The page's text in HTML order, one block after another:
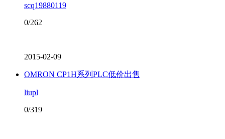
scq19880119
0/262
2015-02-09
OMRON CP1H系列PLC低价出售
liupl
0/319